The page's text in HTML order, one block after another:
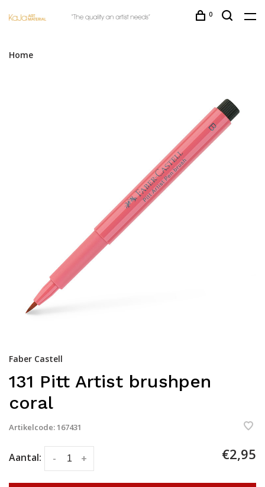
0
Home
Faber Castell
131 Pitt Artist brushpen
coral
Artikelcode:167431
Aantal: +
- €2,95